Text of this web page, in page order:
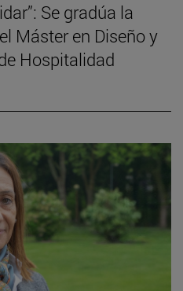
Se gradúa la
Máster en Diseño y
Hospitalidad